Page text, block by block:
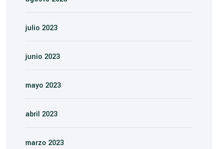
julio 2023
junio 2023
mayo 2023
abril 2023
marzo 2023